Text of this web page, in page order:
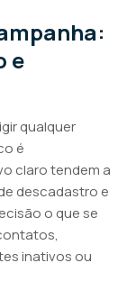
e
qualquer
é
claro tendem a
descadastro e
o que se
inativos ou